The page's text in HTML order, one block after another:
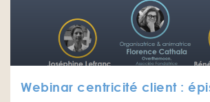
Webinar centricité client :